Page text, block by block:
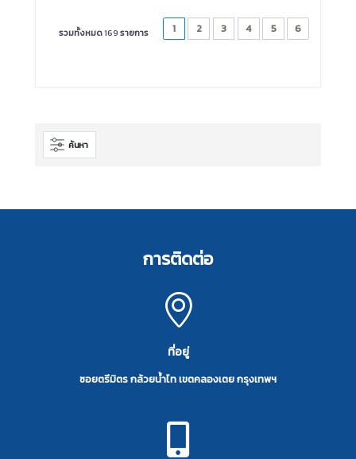
รวมทั้งหมด169รายการ 1 2 3 4 5 6
ค้นหา
การติดต่อ
ที่อยู่
ซอยตรีมิตร กล้วยน้ำไท เขตคลองเตย กรุงเทพฯ